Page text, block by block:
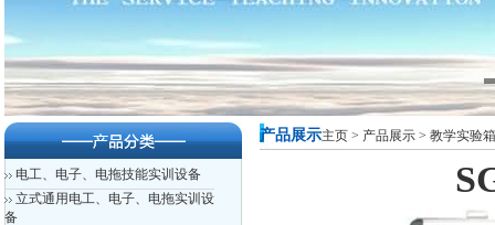
电工、电子、电拖技能实训设备
立式通用电工、电子、电拖实训设
备
产品展示主页 > 产品展示 > 教学实验箱